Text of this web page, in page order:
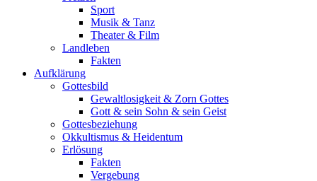
Sport
Musik & Tanz
Theater & Film
Landleben
Fakten
Aufklärung
Gottesbild
Gewaltlosigkeit & Zorn Gottes
Gott & sein Sohn & sein Geist
Gottesbeziehung
Okkultismus & Heidentum
Erlösung
Fakten
Vergebung